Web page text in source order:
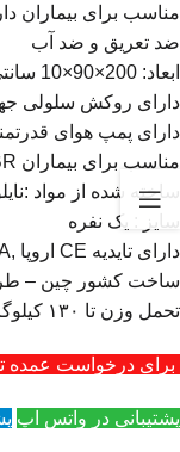
مناسب برای بیماران
ضد تعریق و ضد آب
ابعاد: 200×90×10 سانتی‌متر
دارای روکش سلولی
دارای پمپ هوای
مناسب برای بیماران CBR
ساخته شده از مواد
سایز : یک نفره
دارای تایدیه CE اروپا ,FDA آمریکا
ساخت کشور چین –
تحمل وزن تا ۱۳۰ کیلوگرم
برای درخواست عمده تماس بگیرید
پشتیبانی در واتس اپ